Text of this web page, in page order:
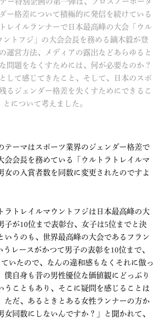
ー格差について積極的に発信を続けている
レイルランナーで日本最高峰の大会「ウル
ントフジ」の大会会長を務める鏑木毅が登
運営方法、メディアの露出などあらゆると
問題をなくすためには、何が必要なのか？
して感じてきたこと、そして、日本のスポ
るジェンダー格差を失くすためにできるこ
とについて考えました。
テーマはスポーツ業界のジェンダー格差で
会会長を務めている「ウルトラトレイルマ
女の入賞者数を同数に変更されたのですよ
ラトレイルマウントフジは日本最高峰の大
子が10位まで表彰台、女子は5位までと決
いうのも、世界最高峰の大会であるフラン
レースがかつて男子の表彰を10位まで、
いたので、なんの違和感もなくそれに倣っ
僕自身も昔の男性優位な価値観にどっぷり
うこともあり、そこに疑問を感じることは
ただ、あるときとある女性ランナーの方か
女同数にしないんですか？」と聞かれて、